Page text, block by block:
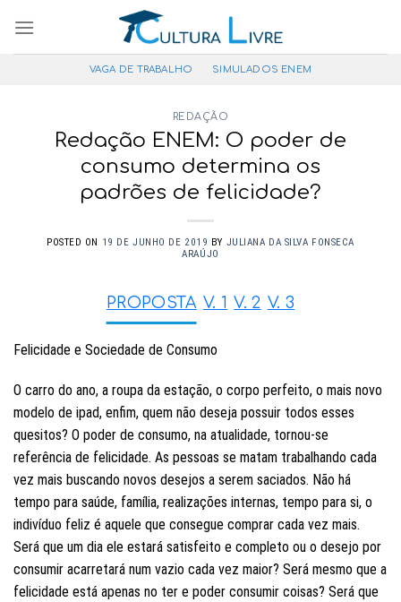
para
VAGA DE TRABALHO SIMULADOS ENEM
REDAÇÃO
Redação ENEM: O poder de
consumo determina os
padrões de felicidade?
POSTED ON 19 DE JUNHO DE 2019 BY JULIANA DA SILVA FONSECA
ARAÚJO
PROPOSTA V. 1 V. 2 V. 3
Felicidade e Sociedade de Consumo
O carro do ano, a roupa da estação, o corpo perfeito, o mais novo
modelo de ipad, enfim, quem não deseja possuir todos esses
quesitos? O poder de consumo, na atualidade, tornou-se
referência de felicidade. As pessoas se matam trabalhando cada
vez mais buscando novos desejos a serem saciados. Não há
tempo para saúde, família, realizações internas, tempo para si, o
indivíduo feliz é aquele que consegue comprar cada vez mais.
Será que um dia ele estará satisfeito e completo ou o desejo por
consumir acarretará num vazio cada vez maior? Será mesmo que a
felicidade está apenas no ter e poder consumir coisas? Será que